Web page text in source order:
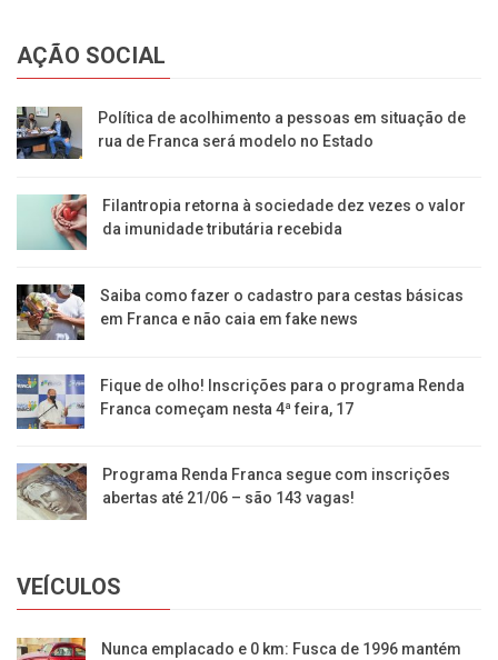
AÇÃO SOCIAL
Política de acolhimento a pessoas em situação de
rua de Franca será modelo no Estado
Filantropia retorna à sociedade dez vezes o valor
da imunidade tributária recebida
Saiba como fazer o cadastro para cestas básicas
em Franca e não caia em fake news
Fique de olho! Inscrições para o programa Renda
Franca começam nesta 4ª feira, 17
Programa Renda Franca segue com inscrições
abertas até 21/06 – são 143 vagas!
VEÍCULOS
Nunca emplacado e 0 km: Fusca de 1996 mantém